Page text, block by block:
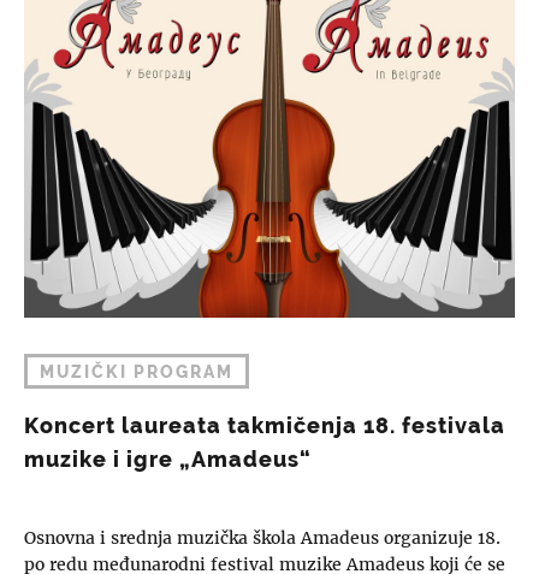
MUZIČKI PROGRAM
Koncert laureata takmičenja 18. festivala
muzike i igre „Amadeus“
Osnovna i srednja muzička škola Amadeus organizuje 18.
po redu međunarodni festival muzike Amadeus koji će se